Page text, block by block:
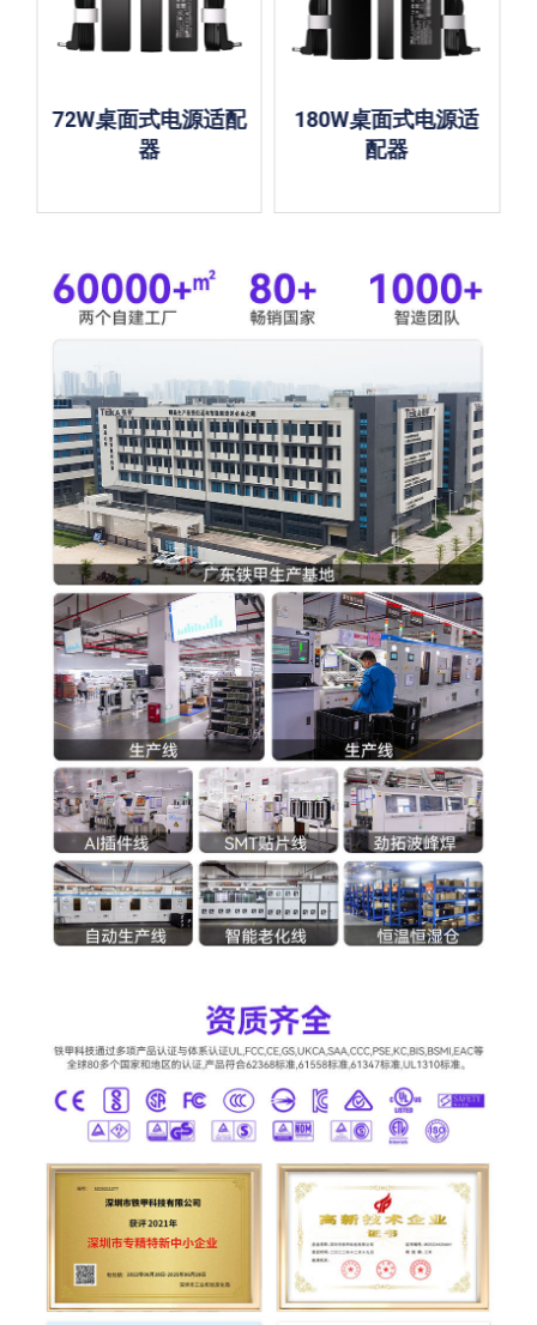
适配
180W桌面式电源适
5V1A USB 充电器